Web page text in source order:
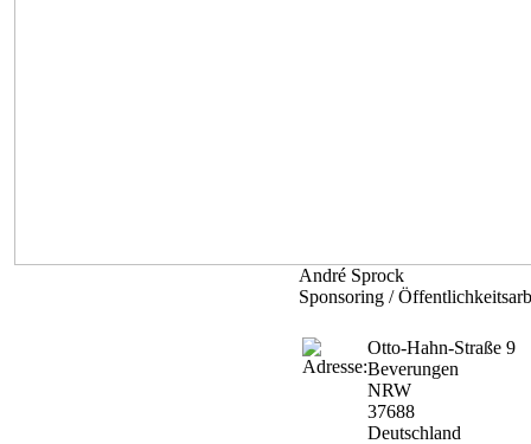
André Sprock
Sponsoring /
Otto-Hahn-Straße 9
Beverungen
NRW
37688
Deutschland